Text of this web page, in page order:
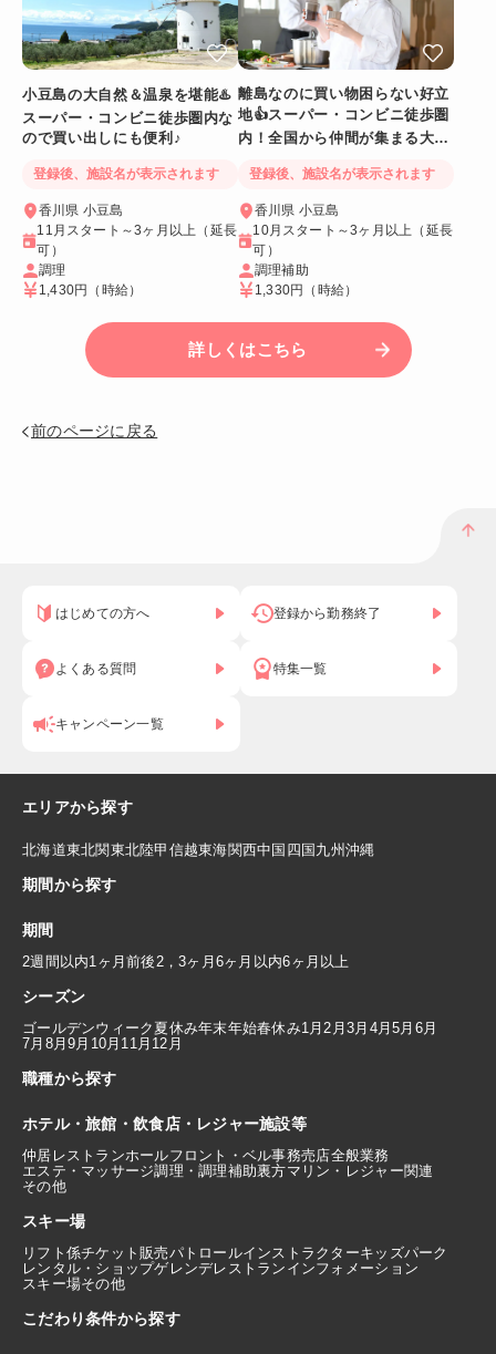
小豆島の大自然＆温泉を堪能♨️
スーパー・コンビニ徒歩圏内な
ので買い出しにも便利♪
登録後、施設名が表示されます
香川県 小豆島
11月スタート～3ヶ月以上（延長
可）
調理
1,430円
（時給）
離島なのに買い物困らない好立
地👍スーパー・コンビニ徒歩圏
内！全国から仲間が集まる大型
登録後、施設名が表示されます
香川県 小豆島
10月スタート～3ヶ月以上（延長
可）
調理補助
1,330円
（時給）
詳しくはこちら
前のページに戻る
はじめての方へ 登録から勤務終了
よくある質問 特集一覧
キャンペーン一覧
エリアから探す
北海道東北関東北陸甲信越東海関西中国 四国 九州 沖縄
期間から探す
期間
2週間以内1ヶ月前後2，3ヶ月 6ヶ月以内6ヶ月以上
シーズン
ゴールデンウィーク 夏休み年末年始春休み1月2月3月 4月5月 6月
7月 8月9月 10月 11月 12月
職種から探す
ホテル・旅館・飲食店・レジャー施設等
仲居 レストランホールフロント・ベル事務売店全般業務
エステ・マッサージ調理・調理補助裏方マリン・レジャー関連
その他
スキー場
リフト係チケット販売パトロールインストラクターキッズパーク
レンタル・ショップゲレンデレストラン インフォメーション
スキー場その他
こだわり条件から探す